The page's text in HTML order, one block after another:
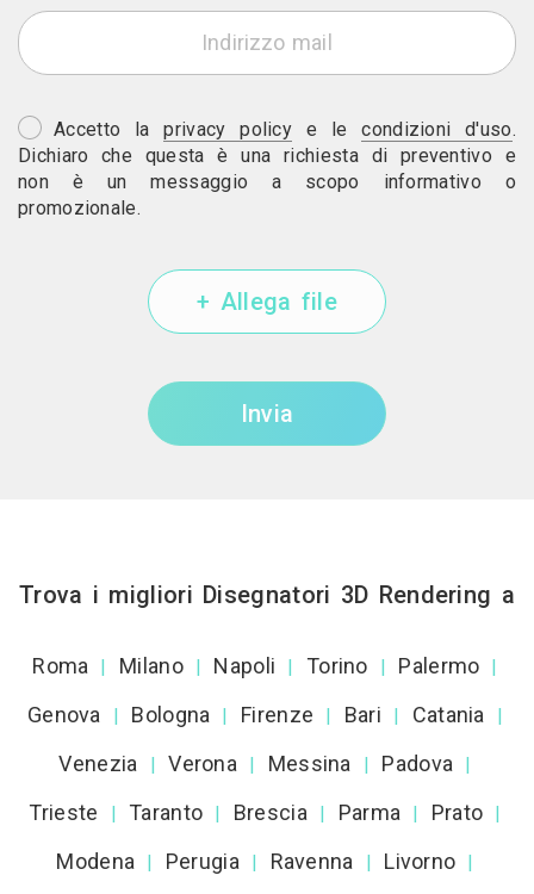
Accetto laprivacy policy e lecondizioni d'uso.
Dichiaro che questa è una richiesta di preventivo e
non è un messaggio a scopo informativo o
promozionale.
+ Allega file
Invia
Trova i migliori Disegnatori 3D Rendering a
Roma | Milano | Napoli | Torino | Palermo |
Genova | Bologna | Firenze | Bari | Catania |
Venezia | Verona | Messina | Padova |
Trieste | Taranto | Brescia | Parma | Prato |
Modena | Perugia | Ravenna | Livorno |